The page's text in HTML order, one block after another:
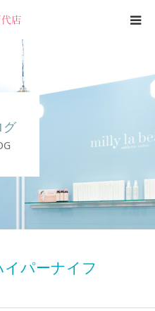
グ
パーナイフ